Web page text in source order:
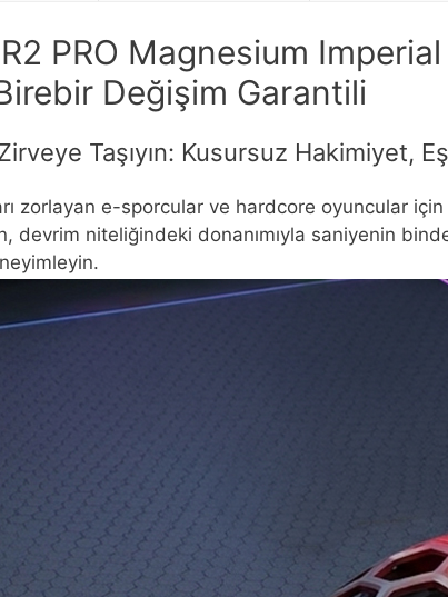
PRO Magnesium
Değişim Garantili
Taşıyın: Kusursuz Hakimiyet,
zorlayan e-sporcular ve hardcore oyuncular
devrim niteliğindeki donanımıyla saniyenin